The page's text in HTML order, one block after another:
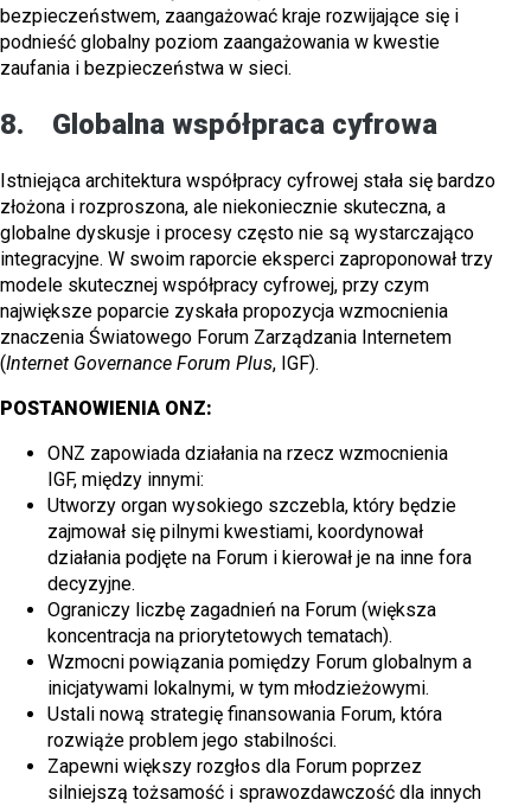
bezpieczeństwem, zaangażować kraje rozwijające się i
podnieść globalny poziom zaangażowania w kwestie
zaufania i bezpieczeństwa w sieci.
8. Globalna współpraca cyfrowa
Istniejąca architektura współpracy cyfrowej stała się bardzo
złożona i rozproszona, ale niekoniecznie skuteczna, a
globalne dyskusje i procesy często nie są wystarczająco
integracyjne. W swoim raporcie eksperci zaproponował trzy
modele skutecznej współpracy cyfrowej, przy czym
największe poparcie zyskała propozycja wzmocnienia
znaczenia Światowego Forum Zarządzania Internetem
(Internet Governance Forum Plus, IGF).
POSTANOWIENIA ONZ:
ONZ zapowiada działania na rzecz wzmocnienia
IGF, między innymi:
Utworzy organ wysokiego szczebla, który będzie
zajmował się pilnymi kwestiami, koordynował
działania podjęte na Forum i kierował je na inne fora
decyzyjne.
Ograniczy liczbę zagadnień na Forum (większa
koncentracja na priorytetowych tematach).
Wzmocni powiązania pomiędzy Forum globalnym a
inicjatywami lokalnymi, w tym młodzieżowymi.
Ustali nową strategię finansowania Forum, która
rozwiąże problem jego stabilności.
Zapewni większy rozgłos dla Forum poprzez
silniejszą tożsamość i sprawozdawczość dla innych